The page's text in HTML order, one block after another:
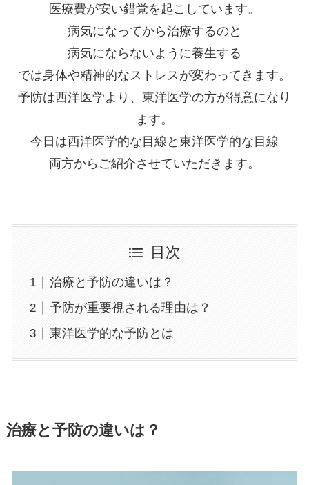
医療費が安い錯覚を起こしています。
病気になってから治療するのと
病気にならないように養生する
では身体や精神的なストレスが変わってきます。
予防は西洋医学より、東洋医学の方が得意になり
ます。
今日は西洋医学的な目線と東洋医学的な目線
両方からご紹介させていただきます。
目次
治療と予防の違いは？
予防が重要視される理由は？
東洋医学的な予防とは
治療と予防の違いは？